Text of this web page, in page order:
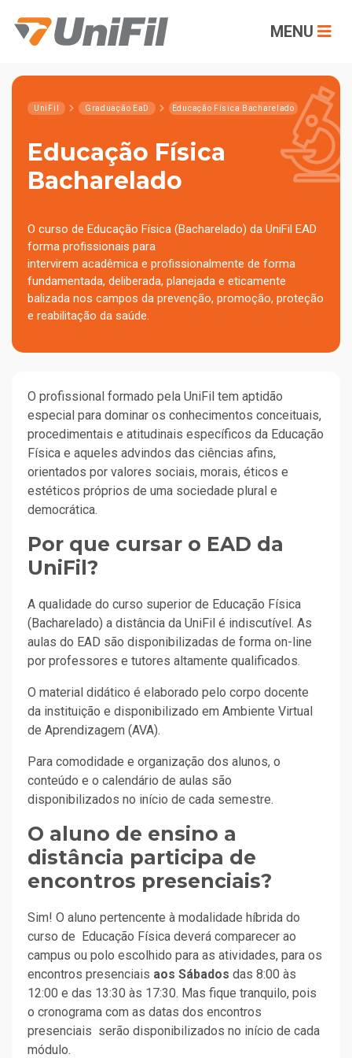
MENU
UniFil Graduação EaD Educação Física Bacharelado
Educação Física
Bacharelado
O curso de Educação Física (Bacharelado) da UniFil EAD
forma profissionais para
intervirem acadêmica e profissionalmente de forma
fundamentada, deliberada, planejada e eticamente
balizada nos campos da prevenção, promoção, proteção
e reabilitação da saúde.
O profissional formado pela UniFil tem aptidão
especial para dominar os conhecimentos conceituais,
procedimentais e atitudinais específicos da Educação
Física e aqueles advindos das ciências afins,
orientados por valores sociais, morais, éticos e
estéticos próprios de uma sociedade plural e
democrática.
Por que cursar o EAD da
UniFil?
A qualidade do curso superior de Educação Física
(Bacharelado) a distância da UniFil é indiscutível. As
aulas do EAD são disponibilizadas de forma on-line
por professores e tutores altamente qualificados.
O material didático é elaborado pelo corpo docente
da instituição e disponibilizado em Ambiente Virtual
de Aprendizagem (AVA).
Para comodidade e organização dos alunos, o
conteúdo e o calendário de aulas são
disponibilizados no início de cada semestre.
O aluno de ensino a
distância participa de
encontros presenciais?
Sim! O aluno pertencente à modalidade híbrida do
curso de Educação Física deverá comparecer ao
campus ou polo escolhido para as atividades, para os
encontros presenciais aos Sábados das 8:00 às
12:00 e das 13:30 às 17:30. Mas fique tranquilo, pois
o cronograma com as datas dos encontros
presenciais serão disponibilizados no início de cada
módulo.